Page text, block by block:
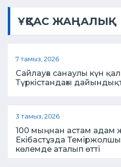
ҰҚСАС ЖАҢАЛЫҚ
7 тамыз, 2026
Сайлауға санаулы күн
Түркістандағы
3 тамыз, 2026
100 мыңнан астам адам
Екібастұзда
көлемде аталып өтті